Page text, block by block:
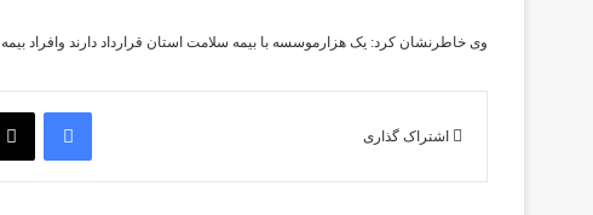
وی خاطرنشان کرد: یک هزارموسسه با بیمه سلامت استان قرارداد دارند وافراد
اشتراک گذاری
فیس بوک